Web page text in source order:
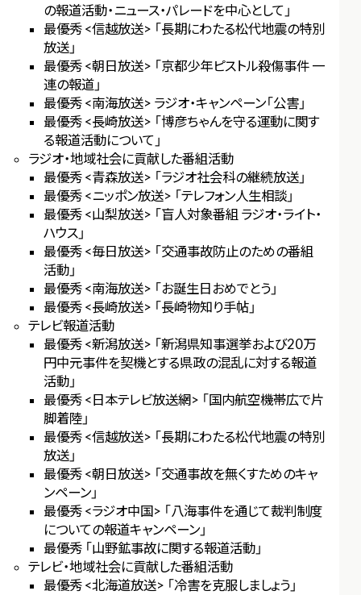
の報道活動・ニュース・パレードを中心として」
最優秀 <信越放送> 「長期にわたる松代地震の特別
放送」
最優秀 <朝日放送> 「京都少年ピストル殺傷事件 一
連の報道」
最優秀 <南海放送> ラジオ・キャンペーン「公害」
最優秀 <長崎放送> 「博彦ちゃんを守る運動に関す
る報道活動について」
ラジオ・地域社会に貢献した番組活動
最優秀 <青森放送> 「ラジオ社会科の継続放送」
最優秀 <ニッポン放送> 「テレフォン人生相談」
最優秀 <山梨放送> 「盲人対象番組 ラジオ・ライト・
ハウス」
最優秀 <毎日放送> 「交通事故防止のための番組
活動」
最優秀 <南海放送> 「お誕生日おめでとう」
最優秀 <長崎放送> 「長崎物知り手帖」
テレビ報道活動
最優秀 <新潟放送> 「新潟県知事選挙および20万
円中元事件を契機とする県政の混乱に対する報道
活動」
最優秀 <日本テレビ放送網> 「国内航空機帯広で片
脚着陸」
最優秀 <信越放送> 「長期にわたる松代地震の特別
放送」
最優秀 <朝日放送> 「交通事故を無くすためのキャ
ンペーン」
最優秀 <ラジオ中国> 「八海事件を通じて裁判制度
についての報道キャンペーン」
最優秀 「山野鉱事故に関する報道活動」
テレビ・地域社会に貢献した番組活動
最優秀 <北海道放送> 「冷害を克服しましょう」